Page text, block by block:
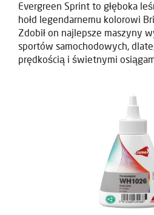
Evergreen Sprint to głęboka
hołd legendarnemu kolorowi
Zdobił on najlepsze maszyny
sportów samochodowych,
prędkością i świetnymi